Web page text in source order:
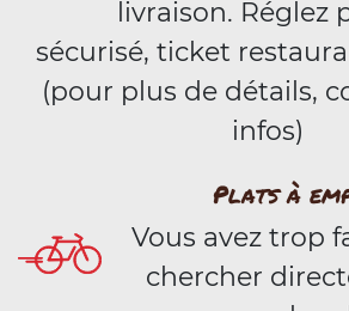
livraison. Réglez
sécurisé, ticket
(pour plus de détails,
infos)
Plats à
Vous avez trop
chercher